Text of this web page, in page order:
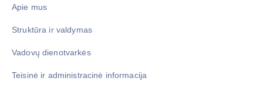
Apie mus
Struktūra ir valdymas
Vadovų dienotvarkės
Teisinė ir administracinė informacija